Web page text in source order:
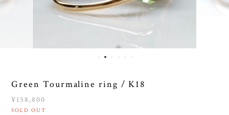
Green Tourmaline ring / K18
¥158,800
SOLD OUT